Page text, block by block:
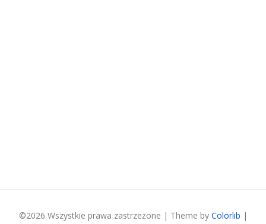
©2026 Wszystkie prawa zastrzeżone | Theme by Colorlib |